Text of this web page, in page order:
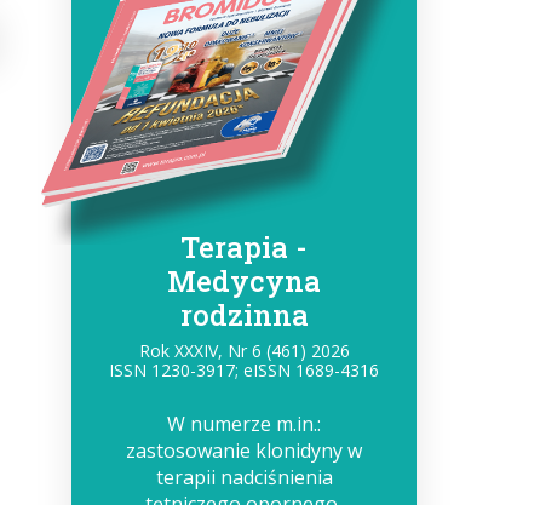
Terapia -
Medycyna
rodzinna
Rok XXXIV, Nr 6 (461) 2026
ISSN 1230-3917; eISSN 1689-4316
W numerze m.in.:
zastosowanie klonidyny w
terapii nadciśnienia